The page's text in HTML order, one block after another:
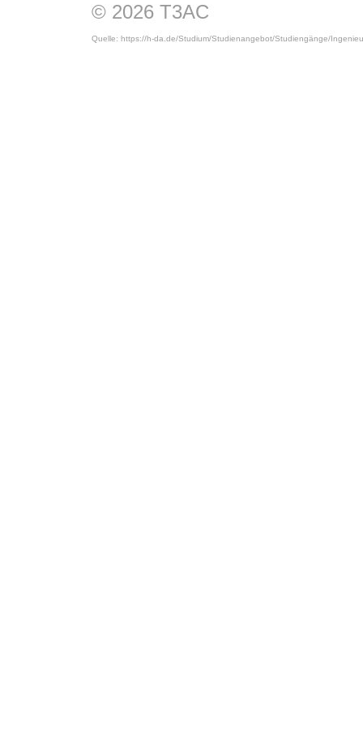
© 2026 T3AC
Quelle: https://h-da.de/Studium/Studienangebot/Studiengänge/